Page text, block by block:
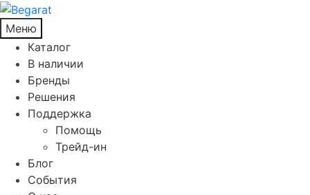
Меню
Каталог
В наличии
Бренды
Решения
Поддержка
Помощь
Трейд-ин
Блог
События